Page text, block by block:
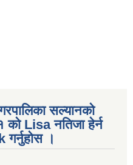
सल्यानको
Lisa नतिजा हेर्न
गर्नुहोस ।